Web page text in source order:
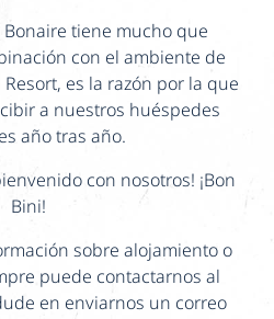
tiene mucho que
con el ambiente de
es la razón por la que
a nuestros huéspedes
año tras año.
con nosotros! ¡Bon
Bini!
sobre alojamiento o
puede contactarnos al
en enviarnos un correo